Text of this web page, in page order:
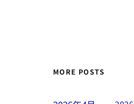
MORE POSTS